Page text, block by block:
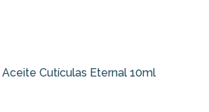
Cutículas Eternal 10ml